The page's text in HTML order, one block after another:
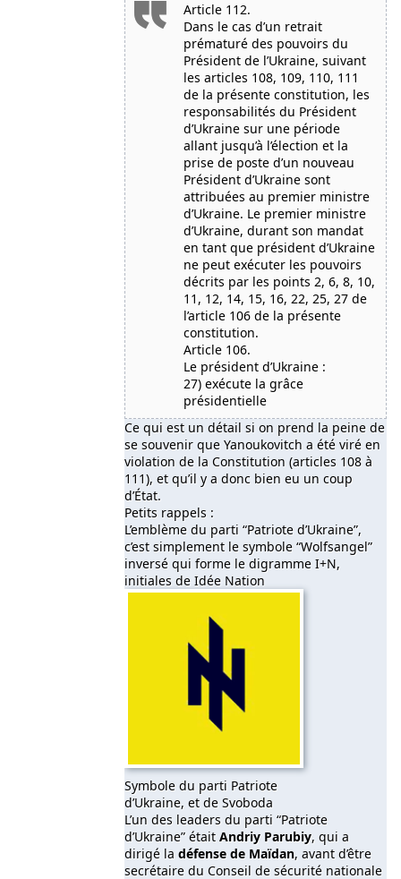
Article 112.
Dans le cas d’un retrait
prématuré des pouvoirs du
Président de l’Ukraine, suivant
les articles 108, 109, 110, 111
de la présente constitution, les
responsabilités du Président
d’Ukraine sur une période
allant jusqu’à l’élection et la
prise de poste d’un nouveau
Président d’Ukraine sont
attribuées au premier ministre
d’Ukraine. Le premier ministre
d’Ukraine, durant son mandat
en tant que président d’Ukraine
ne peut exécuter les pouvoirs
décrits par les points 2, 6, 8, 10,
11, 12, 14, 15, 16, 22, 25, 27 de
l’article 106 de la présente
constitution.
Article 106.
Le président d’Ukraine :
27) exécute la grâce
présidentielle
Ce qui est un détail si on prend la peine de
se souvenir que Yanoukovitch a été viré en
violation de la Constitution (articles 108 à
111), et qu’il y a donc bien eu un coup
d’État.
Petits rappels :
L’emblème du parti “Patriote d’Ukraine”,
c’est simplement le symbole “Wolfsangel”
inversé qui forme le digramme I+N,
initiales de Idée Nation
Symbole du parti Patriote
d’Ukraine, et de Svoboda
L’un des leaders du parti “Patriote
d’Ukraine” était Andriy Parubiy, qui a
dirigé la défense de Maïdan, avant d’être
secrétaire du Conseil de sécurité nationale